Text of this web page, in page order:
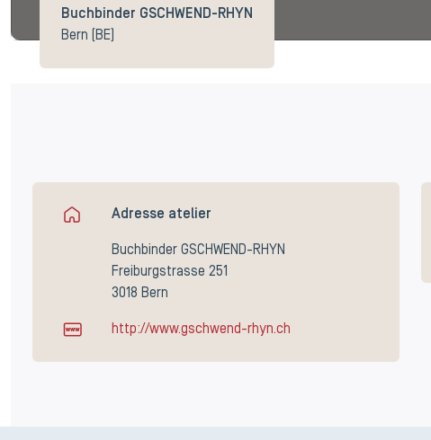
Buchbinder GSCHWEND-RHYN
Bern (BE)
Adresse atelier
Buchbinder GSCHWEND-RHYN
Freiburgstrasse 251
3018 Bern
http://www.gschwend-rhyn.ch